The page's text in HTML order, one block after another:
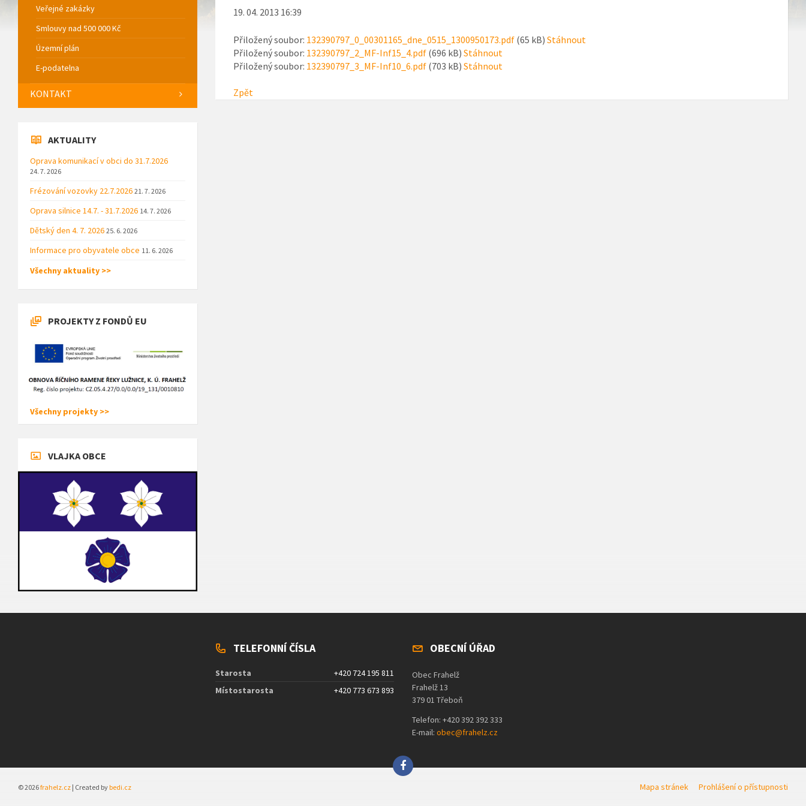
19. 04. 2013 16:39
Přiložený soubor: 132390797_0_00301165_dne_0515_1300950173.pdf(65 kB) Stáhnout
Přiložený soubor: 132390797_2_MF-Inf15_4.pdf(696 kB) Stáhnout
Přiložený soubor: 132390797_3_MF-Inf10_6.pdf(703 kB) Stáhnout
Zpět
Veřejné zakázky
Smlouvy nad 500 000 Kč
Územní plán
E-podatelna
KONTAKT
AKTUALITY
Oprava komunikací v obci do 31.7.2026
24. 7. 2026
Frézování vozovky 22.7.2026 21. 7. 2026
Oprava silnice 14.7. - 31.7.2026 14. 7. 2026
Dětský den 4. 7. 2026 25. 6. 2026
Informace pro obyvatele obce 11. 6. 2026
Všechny aktuality >>
PROJEKTY Z FONDŮ EU
Všechny projekty >>
VLAJKA OBCE
TELEFONNÍ ČÍSLA
Starosta
+420 724 195 811
Místostarosta
+420 773 673 893
OBECNÍ ÚŘAD
Obec Frahelž
Frahelž 13
379 01 Třeboň
Telefon: +420 392 392 333
E-mail: obec@frahelz.cz
Mapa stránek Prohlášení o přístupnosti
© 2026frahelz.cz | Created bybedi.cz